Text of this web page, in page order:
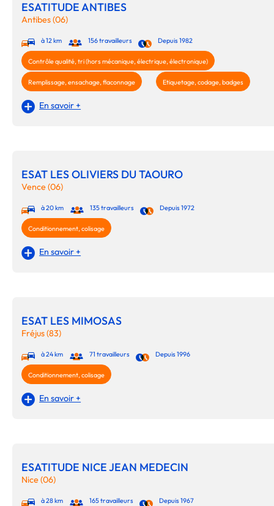
ESATITUDE ANTIBES
Antibes (06)
à 12 km 156 travailleurs Depuis 1982
Contrôle qualité, tri (hors mécanique, électrique, électronique)
Remplissage, ensachage, flaconnage Etiquetage, codage, badges
En savoir +
ESAT LES OLIVIERS DU TAOURO
Vence (06)
à 20 km 135 travailleurs Depuis 1972
Conditionnement, colisage
En savoir +
ESAT LES MIMOSAS
Fréjus (83)
à 24 km 71 travailleurs Depuis 1996
Conditionnement, colisage
En savoir +
ESATITUDE NICE JEAN MEDECIN
Nice (06)
à 28 km 165 travailleurs Depuis 1967